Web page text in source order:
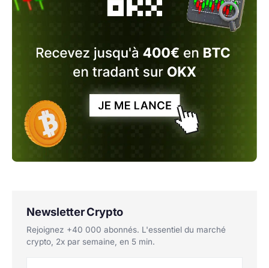
Newsletter Crypto
Rejoignez +40 000 abonnés. L'essentiel du marché
crypto, 2x par semaine, en 5 min.